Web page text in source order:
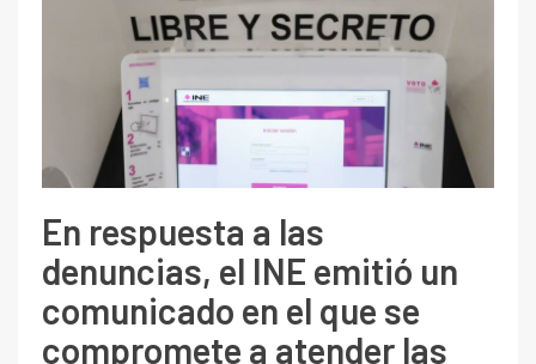
En respuesta a las
denuncias, el INE emitió un
comunicado en el que se
compromete a atender las